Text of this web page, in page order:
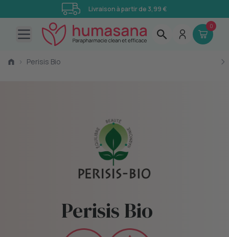
Livraison à partir de 3,99 €
Open main menu
0
› Perisis Bio
Perisis Bio